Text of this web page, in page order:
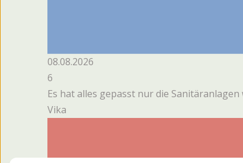
08.08.2026
6
Es hat alles gepasst nur die
Vika